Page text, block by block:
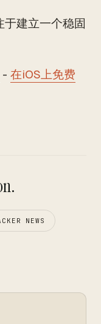
建立一个稳固
- 在iOS上免费
NEWS